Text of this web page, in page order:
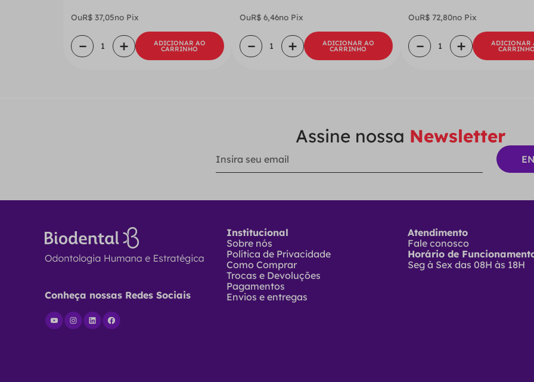
OuR$ 37,05no Pix
＋
－ ADICIONAR AO
CARRINHO
OuR$ 6,46no Pix
＋
－ ADICIONAR AO
CARRINHO
OuR$ 72,80no Pix
＋
－ ADICIONAR
Assine nossa Newsletter
Conheça nossas Redes Sociais
Institucional
Sobre nós
Política de Privacidade
Como Comprar
Trocas e Devoluções
Pagamentos
Envios e entregas
Atendimento
Fale conosco
Horário de
Seg à Sex das 08H às 18H